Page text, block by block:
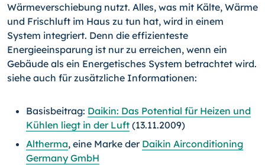
Wärmeverschiebung nutzt. Alles, was mit Kälte, Wärme
und Frischluft im Haus zu tun hat, wird in einem
System integriert. Denn die effizienteste
Energieeinsparung ist nur zu erreichen, wenn ein
Gebäude als ein Energetisches System betrachtet wird.
siehe auch für zusätzliche Informationen:
Basisbeitrag: Daikin: Das Potential für Heizen und
Kühlen liegt in der Luft (13.11.2009)
Altherma, eine Marke der Daikin Airconditioning
Germany GmbH